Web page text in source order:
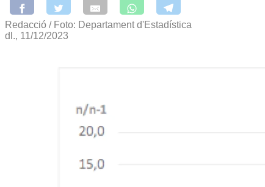
Redacció / Foto: Departament d'Estadística
dl., 11/12/2023